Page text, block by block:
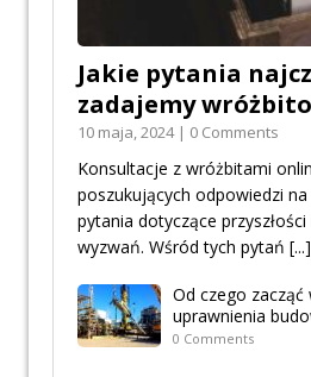
Jakie pytania
zadajemy
10 maja, 2024 | 0 Comments
Konsultacje z wróżbitami
poszukujących odpowiedzi
pytania dotyczące
wyzwań. Wśród tych pytań [...]
Od czego zacząć
uprawnienia
0 Comments